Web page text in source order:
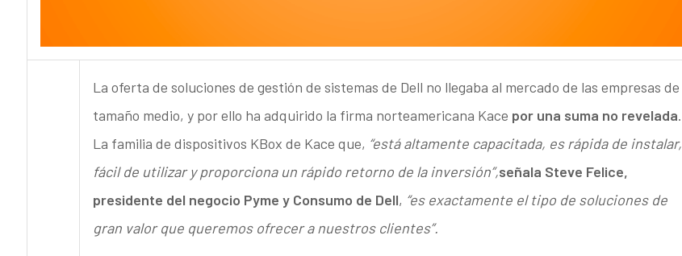
La oferta de soluciones de gestión de sistemas de Dell no llegaba al mercado de las empresas de
tamaño medio, y por ello ha adquirido la firma norteamericana Kace por una suma no revelada.
La familia de dispositivos KBox de Kace que, “está altamente capacitada, es rápida de instalar,
fácil de utilizar y proporciona un rápido retorno de la inversión”,señala Steve Felice,
presidente del negocio Pyme y Consumo de Dell, “es exactamente el tipo de soluciones de
gran valor que queremos ofrecer a nuestros clientes”.